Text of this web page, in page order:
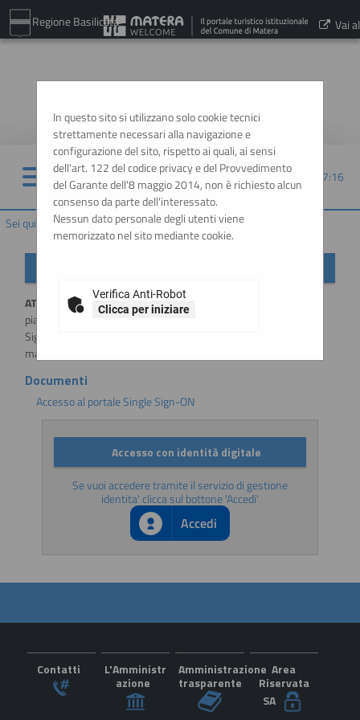
Regione Basilicata Vai al
08/08/2026 07:16
Sei qui: Home
In questo sito si utilizzano solo cookie tecnici
strettamente necessari alla navigazione e
configurazione del sito, rispetto ai quali, ai sensi
dell'art. 122 del codice privacy e del Provvedimento
del Garante dell'8 maggio 2014, non è richiesto alcun
consenso da parte dell'interessato.
Nessun dato personale degli utenti viene
memorizzato nel sito mediante cookie.
Verifica Anti-Robot
Clicca per iniziare
ATTENZIONE: a partire dal1 Luglio 2026
piattaforma sarà possibile esclusivamente tramite SSO (Single-
Sign ON), utilizzando un'identità digitale SPID / CIE / EIDAS. Per
maggiori informazioni si rimanda al manuale qui disponibile.
Documenti
Accesso al portale Single Sign-ON
Accesso con identità digitale
Se vuoi accedere tramite il servizio di gestione
identita' clicca sul bottone 'Accedi'
Accedi
Contatti
L'Amministr
azione
Amministrazione
trasparente
Area
Riservata
SA